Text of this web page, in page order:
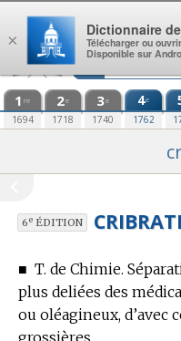
Aller au contenu
1 re
1694
2e
1718
3e
1740
4e
1762
6eÉDITION
■ T. de Chimie.
plus deliées des
ou oléagineux, d’avec
×
Dictionnaire
Télécharger ou
Disponible sur